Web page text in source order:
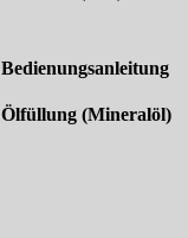
Bedienungsanleitung
Ölfüllung (Mineralöl)